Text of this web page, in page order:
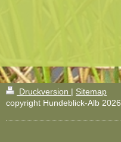
Druckversion | Sitemap
copyright Hundeblick-Alb 2026